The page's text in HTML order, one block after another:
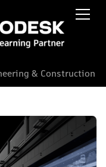
& Construction